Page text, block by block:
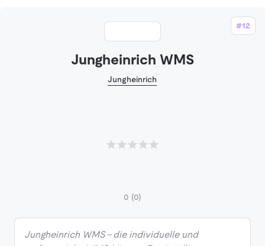
#12
Jungheinrich WMS
Jungheinrich
0 (0)
Jungheinrich WMS – die individuelle und